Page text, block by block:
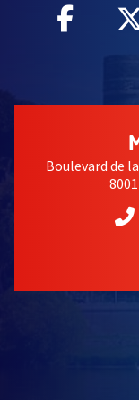
,
Boulevard de